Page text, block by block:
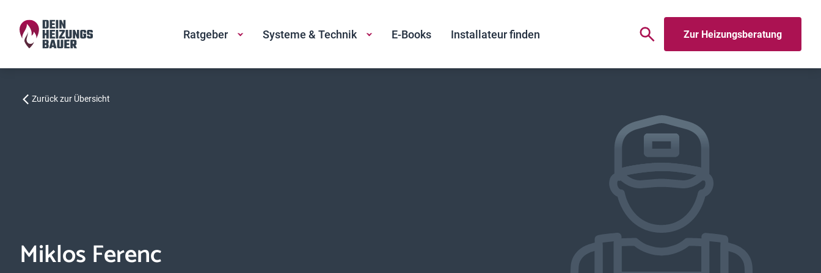
Ratgeber Systeme & Technik E-Books Installateur finden Zur Heizungsberatung
Zurück zur Übersicht
Miklos Ferenc